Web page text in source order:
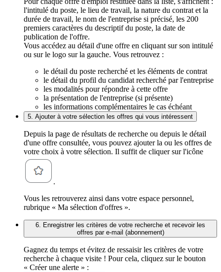
l'intitulé du poste, le lieu de travail, la nature du contrat et la
durée de travail, le nom de l'entreprise si précisé, les 200
premiers caractères du descriptif du poste, la date de
publication de l'offre.
Vous accédez au détail d'une offre en cliquant sur son intitulé
ou sur le logo sur la gauche. Vous retrouvez :
le détail du poste recherché et les éléments de contrat
le détail du profil du candidat recherché par l'entreprise
les modalités pour répondre à cette offre
la présentation de l'entreprise (si présente)
les informations complémentaires le cas échéant
5. Ajouter à votre sélection les offres qui vous intéressent
Depuis la page de résultats de recherche ou depuis le détail
d'une offre consultée, vous pouvez ajouter la ou les offres de
votre choix à votre sélection. Il suffit de cliquer sur l'icône
.
Vous les retrouverez ainsi dans votre espace personnel,
rubrique « Ma sélection d'offres ».
6. Enregistrer les critères de votre recherche et recevoir les
offres par e-mail (abonnement)
Gagnez du temps et évitez de ressaisir les critères de votre
recherche à chaque visite ! Pour cela, cliquez sur le bouton
« Créer une alerte » :